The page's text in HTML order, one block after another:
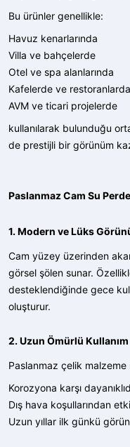
Bu ürünler genellikle:
Havuz kenarlarında
Villa ve bahçelerde
Otel ve spa alanlarında
Kafelerde ve restoranlarda
AVM ve ticari projelerde
kullanılarak bulunduğu
de prestijli bir görünüm
Paslanmaz Cam Su
1. Modern ve Lüks
Cam yüzey üzerinden
görsel şölen sunar.
desteklendiğinde gece
oluşturur.
2. Uzun Ömürlü Kullanım
Paslanmaz çelik malzeme
Korozyona karşı
Dış hava koşullarından
Uzun yıllar ilk günkü